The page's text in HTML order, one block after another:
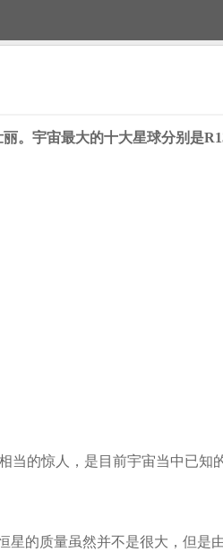
。宇宙最大的十大星球分别是
的惊人，是目前宇宙当中已知
的质量虽然并不是很大，但